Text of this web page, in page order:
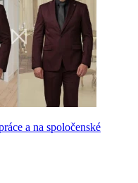
a na spoločenské